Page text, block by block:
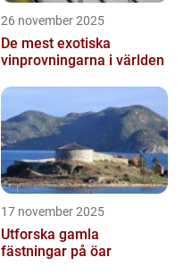
26 november 2025
De mest exotiska
vinprovningarna i världen
17 november 2025
Utforska gamla
fästningar på öar